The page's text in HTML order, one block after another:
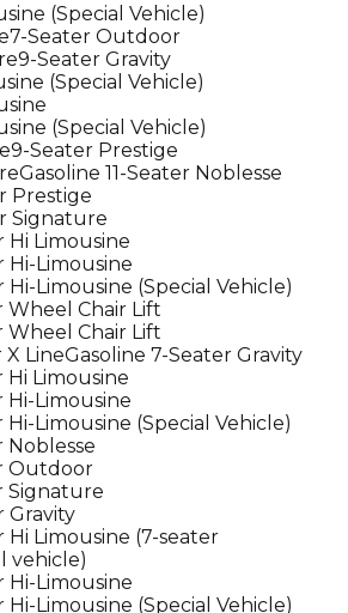
(Special Vehicle)
7-Seater Outdoor
9-Seater Gravity
(Special Vehicle)
(Special Vehicle)
9-Seater Prestige
Gasoline 11-Seater Noblesse
Prestige
Signature
Hi Limousine
Hi-Limousine
Hi-Limousine (Special Vehicle)
Wheel Chair Lift
Wheel Chair Lift
X LineGasoline 7-Seater Gravity
Hi Limousine
Hi-Limousine
Hi-Limousine (Special Vehicle)
Noblesse
Outdoor
Signature
Gravity
Hi Limousine (7-seater
vehicle)
Hi-Limousine
Hi-Limousine (Special Vehicle)